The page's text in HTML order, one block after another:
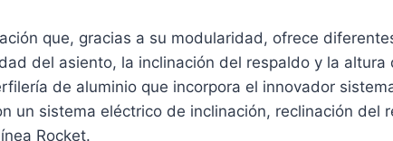
que, gracias a su modularidad, ofrece
del asiento, la inclinación del respaldo y la altura
de aluminio que incorpora el innovador
sistema eléctrico de inclinación, reclinación del
Rocket.